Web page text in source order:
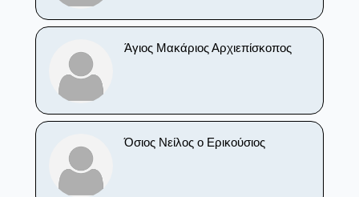
Άγιος Μακάριος Αρχιεπίσκοπος
Όσιος Νείλος ο Ερικούσιος